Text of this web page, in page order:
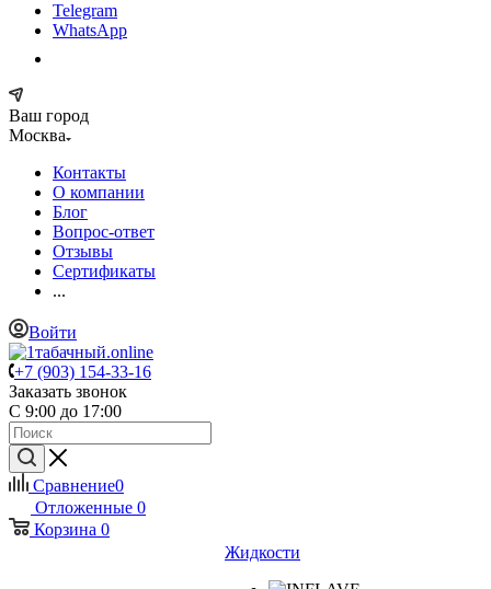
Telegram
WhatsApp
Ваш город
Москва
Контакты
О компании
Блог
Вопрос-ответ
Отзывы
Сертификаты
...
Войти
+7 (903) 154-33-16
Заказать звонок
С 9:00 до 17:00
Сравнение0
Отложенные 0
Корзина 0
Жидкости